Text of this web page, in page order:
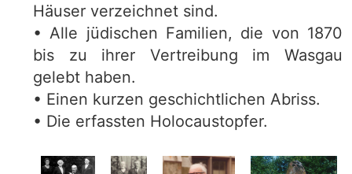
Häuser verzeichnet sind.
• Alle jüdischen Familien, die von 1870
bis zu ihrer Vertreibung im Wasgau
gelebt haben.
• Einen kurzen geschichtlichen Abriss.
• Die erfassten Holocaustopfer.